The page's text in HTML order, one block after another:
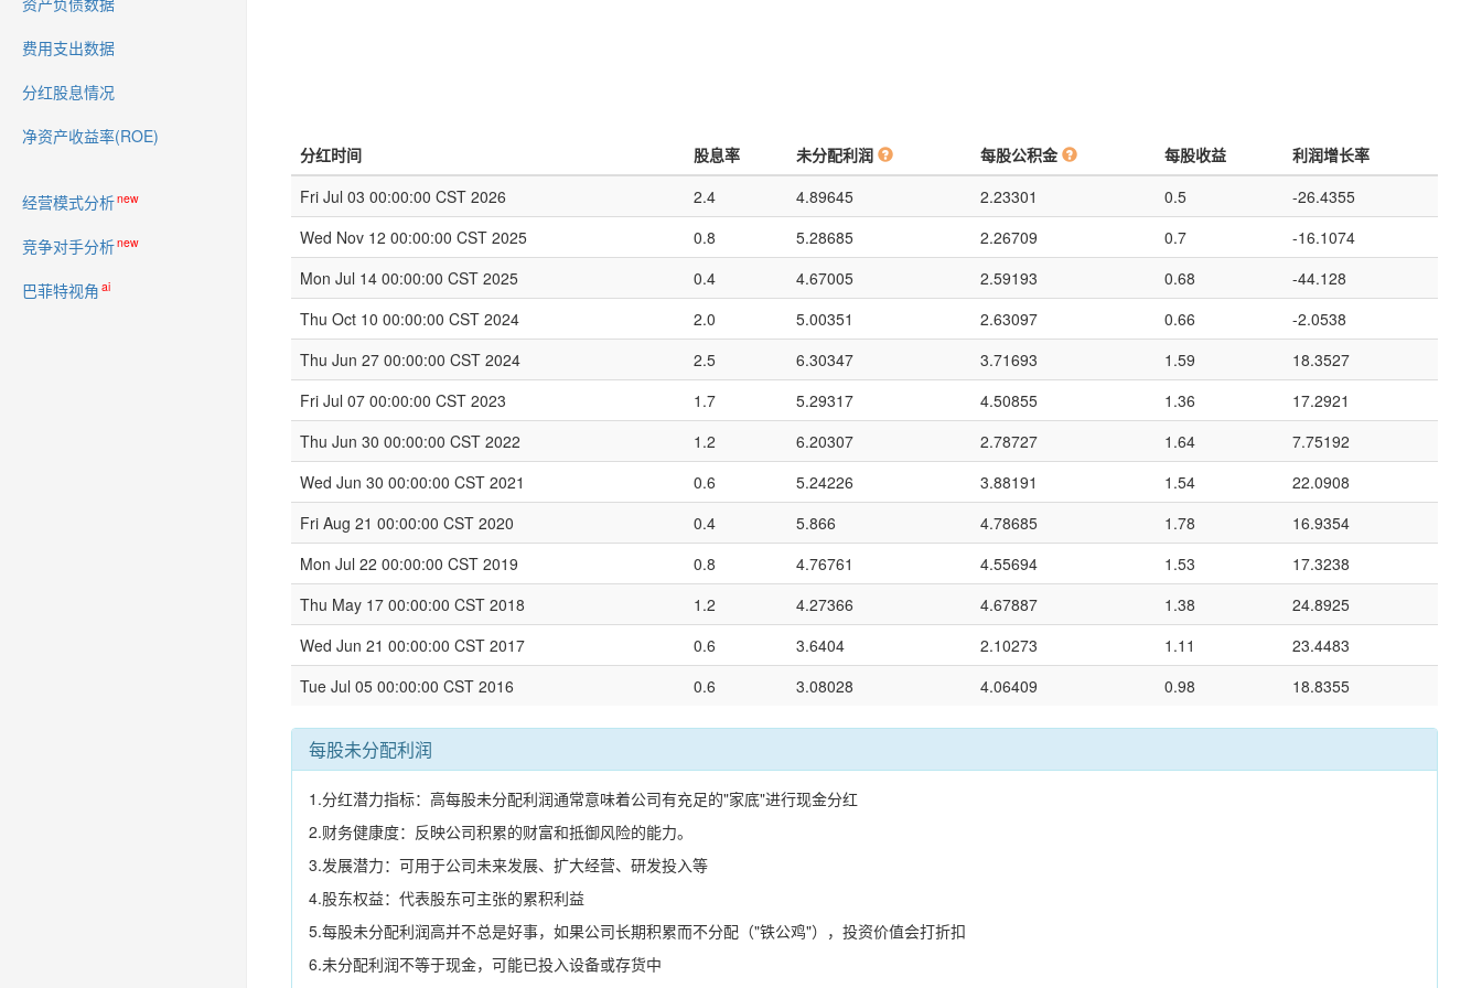
费用支出数据
分红股息情况
净资产收益率(ROE)
经营模式分析new
竞争对手分析new
巴菲特视角 ai
分红时间 股息率 未分配利润 每股公积金 每股收益
利润增长率
Fri Jul 03 00:00:00 CST 2026
2.4 4.89645 2.23301 0.5
-26.4355
Wed Nov 12 00:00:00 CST 2025
0.8 5.28685 2.26709 0.7
-16.1074
Mon Jul 14 00:00:00 CST 2025
0.4 4.67005 2.59193 0.68
-44.128
Thu Oct 10 00:00:00 CST 2024
2.0 5.00351 2.63097 0.66
-2.0538
Thu Jun 27 00:00:00 CST 2024
2.5 6.30347 3.71693 1.59
18.3527
Fri Jul 07 00:00:00 CST 2023
1.7 5.29317 4.50855 1.36
17.2921
Thu Jun 30 00:00:00 CST 2022
1.2 6.20307 2.78727 1.64
7.75192
Wed Jun 30 00:00:00 CST 2021
0.6 5.24226 3.88191 1.54
22.0908
Fri Aug 21 00:00:00 CST 2020
0.4 5.866 4.78685 1.78
16.9354
Mon Jul 22 00:00:00 CST 2019
0.8 4.76761 4.55694 1.53
17.3238
Thu May 17 00:00:00 CST 2018
1.2 4.27366 4.67887 1.38
24.8925
Wed Jun 21 00:00:00 CST 2017
0.6 3.6404 2.10273 1.11
23.4483
Tue Jul 05 00:00:00 CST 2016
0.6 3.08028 4.06409 0.98 18.8355
每股未分配利润
1.分红潜力指标：高每股未分配利润通常意味着公司有充足的"家底"进行现金分红
2.财务健康度：反映公司积累的财富和抵御风险的能力。
3.发展潜力：可用于公司未来发展、扩大经营、研发投入等
4.股东权益：代表股东可主张的累积利益
5.每股未分配利润高并不总是好事，如果公司长期积累而不分配（"铁公鸡"），投资价值会打折扣
6.未分配利润不等于现金，可能已投入设备或存货中